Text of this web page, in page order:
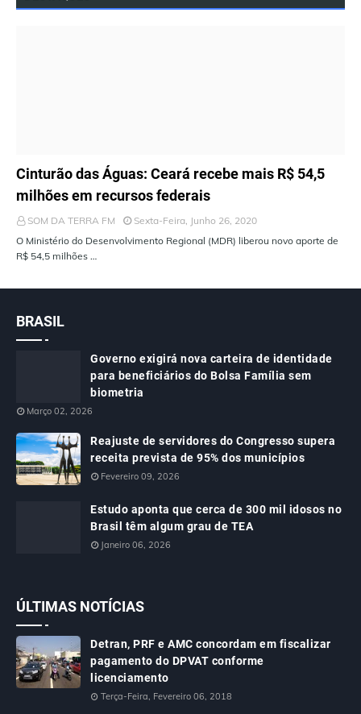
ÚLTIMAS NOTÍCIAS
Cinturão das Águas: Ceará recebe mais R$ 54,5
milhões em recursos federais
SOM DA TERRA FM
Sexta-Feira, Junho 26, 2020
O Ministério do Desenvolvimento Regional (MDR) liberou novo aporte de
R$ 54,5 milhões …
BRASIL
Governo exigirá nova carteira de identidade
para beneficiários do Bolsa Família sem
biometria
Março 02, 2026
Reajuste de servidores do Congresso supera
receita prevista de 95% dos municípios
Fevereiro 09, 2026
Estudo aponta que cerca de 300 mil idosos no
Brasil têm algum grau de TEA
Janeiro 06, 2026
ÚLTIMAS NOTÍCIAS
Detran, PRF e AMC concordam em fiscalizar
pagamento do DPVAT conforme
licenciamento
Terça-Feira, Fevereiro 06, 2018